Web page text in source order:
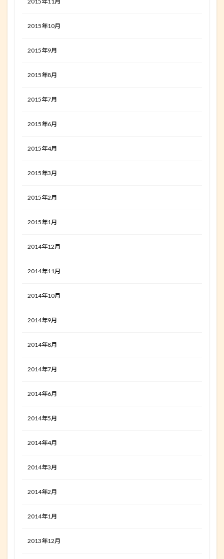
2015年10月
2015年9月
2015年8月
2015年7月
2015年6月
2015年4月
2015年3月
2015年2月
2015年1月
2014年12月
2014年11月
2014年10月
2014年9月
2014年8月
2014年7月
2014年6月
2014年5月
2014年4月
2014年3月
2014年2月
2014年1月
2013年12月